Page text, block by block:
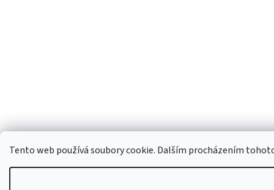
Tento web používá soubory cookie. Dalším procházením